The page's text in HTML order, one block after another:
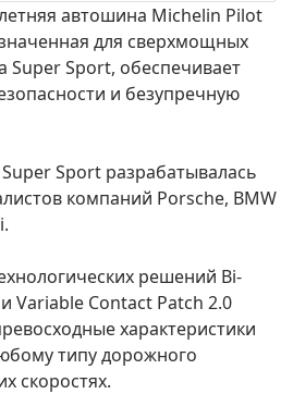
автошина Michelin Pilot
для сверхмощных
Super Sport, обеспечивает
и безупречную
Sport разрабатывалась
компаний Porsche, BMW
решений Bi-
Variable Contact Patch 2.0
характеристики
типу дорожного
скоростях.